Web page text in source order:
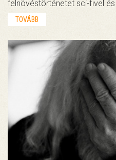
felnövéstörténetet sci-fivel és
TOVÁBB